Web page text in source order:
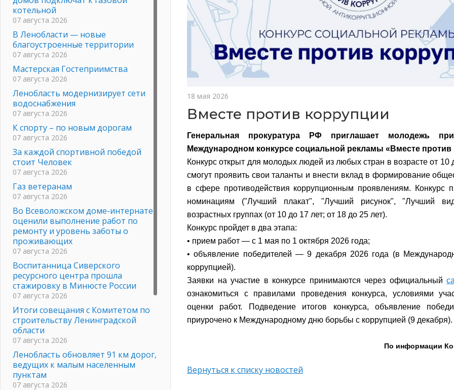
18 мая 2026
Вместе против коррупции
Генеральная прокуратура РФ приглашает молодежь
Международном конкурсе социальной рекламы «Вместе против
Конкурс открыт для молодых людей из любых стран в возрасте от 10
смогут проявить свои таланты и внести вклад в формирование
в сфере противодействия коррупционным проявлениям. Конкурс
номинациям ("Лучший плакат", "Лучший рисунок", "Лучший
возрастных группах (от 10 до 17 лет; от 18 до 25 лет).
Конкурс пройдет в два этапа:
• прием работ — с 1 мая по 1 октября 2026 года;
• объявление победителей — 9 декабря 2026 года (в
коррупцией).
Заявки на участие в конкурсе принимаются через официальный
ознакомиться с правилами проведения конкурса, условиями
оценки работ. Подведение итогов конкурса, объявление
приурочено к Международному дню борьбы с коррупцией (9 декабря).
По информации
Вернуться к списку новостей
котельной
07 августа 2026
В Ленобласти — новые
благоустроенные территории
07 августа 2026
Мастерская Гостеприимства
07 августа 2026
Ленобласть модернизирует сети
водоснабжения
07 августа 2026
К спорту – по новым дорогам
07 августа 2026
За каждой спортивной победой
стоит Человек
07 августа 2026
Газ ветеранам
07 августа 2026
Во Всеволожском доме-интернате
оценили выполнение работ по
ремонту и уровень заботы о
проживающих
07 августа 2026
Воспитанница Сиверского
ресурсного центра прошла
стажировку в Минюсте России
07 августа 2026
Итоги совещания с Комитетом по
строительству Ленинградской
области
07 августа 2026
Ленобласть обновляет 91 км дорог,
ведущих к малым населенным
пунктам
07 августа 2026